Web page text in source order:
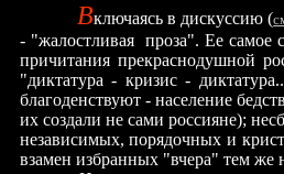
Включаясь в дискуссию (
- "жалостливая проза". Ее самое
причитания прекраснодушной
"диктатура - кризис -
благоденствуют - население
их создали не сами россияне);
независимых, порядочных и
взамен избранных "вчера" тем же